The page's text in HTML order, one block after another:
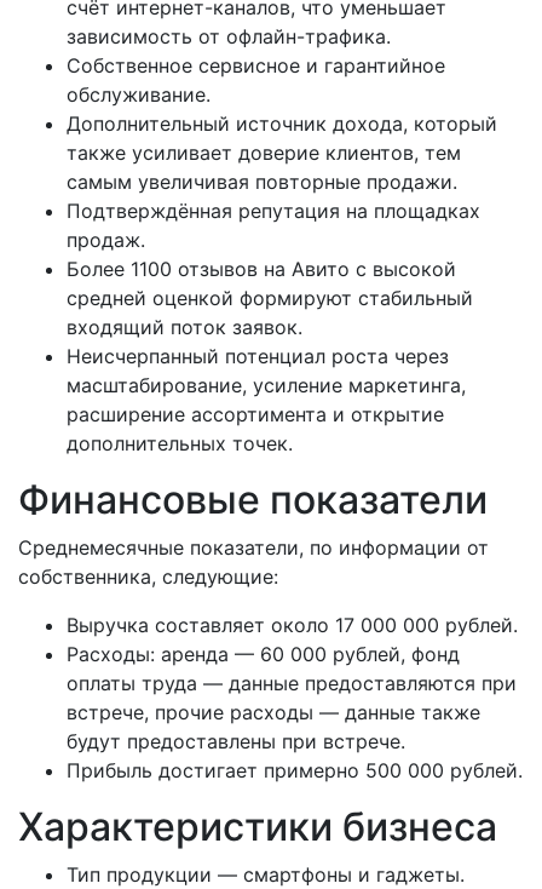
счёт интернет-каналов, что уменьшает
зависимость от офлайн-трафика.
Собственное сервисное и гарантийное
обслуживание.
Дополнительный источник дохода, который
также усиливает доверие клиентов, тем
самым увеличивая повторные продажи.
Подтверждённая репутация на площадках
продаж.
Более 1100 отзывов на Авито с высокой
средней оценкой формируют стабильный
входящий поток заявок.
Неисчерпанный потенциал роста через
масштабирование, усиление маркетинга,
расширение ассортимента и открытие
дополнительных точек.
Финансовые показатели
Среднемесячные показатели, по информации от
собственника, следующие:
Выручка составляет около 17 000 000 рублей.
Расходы: аренда — 60 000 рублей, фонд
оплаты труда — данные предоставляются при
встрече, прочие расходы — данные также
будут предоставлены при встрече.
Прибыль достигает примерно 500 000 рублей.
Характеристики бизнеса
Тип продукции — смартфоны и гаджеты.